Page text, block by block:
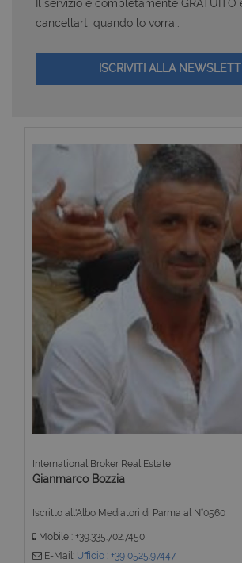
Il servizio è completamente GRATUITO
cancellarti quando lo vorrai.
ISCRIVITI ALLA
International Broker Real Estate
Gianmarco Bozzia
Iscritto all'Albo Mediatori di Parma al N°0560
Mobile : +39.335.702.7450
E-Mail: Ufficio : +39 0525.97447